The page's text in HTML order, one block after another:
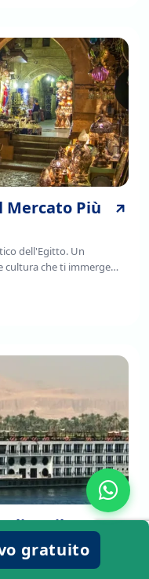
Mercato Più
dell'Egitto. Un
cultura che ti immerge
il
crociera sul
gratuito